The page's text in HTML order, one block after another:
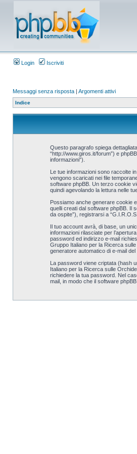
Login Iscriviti
Messaggi senza risposta | Argomenti attivi
Indice
Questo paragrafo spiega
“http://www.giros.it/forum”) e
informazioni”).
Le tue informazioni sono raccolte
vengono scaricati nei file
software phpBB. Un terzo cookie
quindi agevolando la lettura nelle
Possiamo anche generare cookie
quelli creati dal software phpBB. Il
da ospite”), registrarsi a
Il tuo account avrà, di base, un
informazioni rilasciate per
password ed indirizzo e-mail
Gruppo Italiano per la Ricerca
generatore automatico di e-mail del
La password viene criptata (hash
Italiano per la Ricerca sulle
richiedere la tua password. Nel
mail, in modo che il software